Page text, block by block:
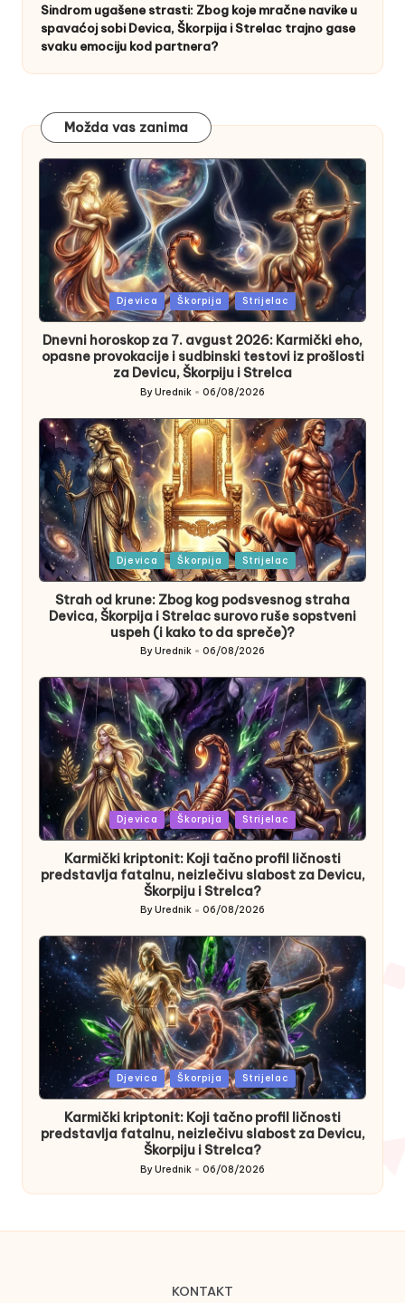
Sindrom ugašene strasti: Zbog koje mračne navike u
spavaćoj sobi Devica, Škorpija i Strelac trajno gase
svaku emociju kod partnera?
Možda vas zanima
Posted
in
Djevica Škorpija Strijelac
Dnevni horoskop za 7. avgust 2026: Karmički eho,
opasne provokacije i sudbinski testovi iz prošlosti
za Devicu, Škorpiju i Strelca
Posted
ByUrednik 06/08/2026
Posted
in
Djevica Škorpija Strijelac
Strah od krune: Zbog kog podsvesnog straha
Devica, Škorpija i Strelac surovo ruše sopstveni
uspeh (i kako to da spreče)?
Posted
ByUrednik 06/08/2026
Posted
in
Djevica Škorpija Strijelac
Karmički kriptonit: Koji tačno profil ličnosti
predstavlja fatalnu, neizlečivu slabost za Devicu,
Škorpiju i Strelca?
Posted
by
ByUrednik 06/08/2026
Posted
in
Djevica Škorpija Strijelac
Karmički kriptonit: Koji tačno profil ličnosti
predstavlja fatalnu, neizlečivu slabost za Devicu,
Škorpiju i Strelca?
Posted
by
ByUrednik 06/08/2026
KONTAKT